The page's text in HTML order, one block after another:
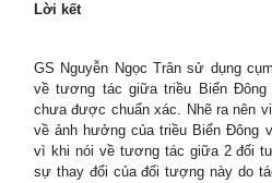
Lời kết
GS Nguyễn Ngọc Trân sử dụng
về tương tác giữa triều Biển
chưa được chuẩn xác. Nhẽ ra nên
về ảnh hưởng của triều Biển Đông
vì khi nói về tương tác giữa 2 đối
sự thay đổi của đối tượng này do